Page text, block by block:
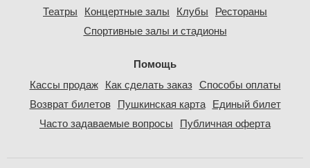
Театры
Концертные залы Клубы
Рестораны
Спортивные залы и стадионы
Помощь
Кассы продаж
Как сделать заказ
Способы оплаты
Возврат билетов
Пушкинская карта
Единый билет
Часто задаваемые вопросы
Публичная оферта